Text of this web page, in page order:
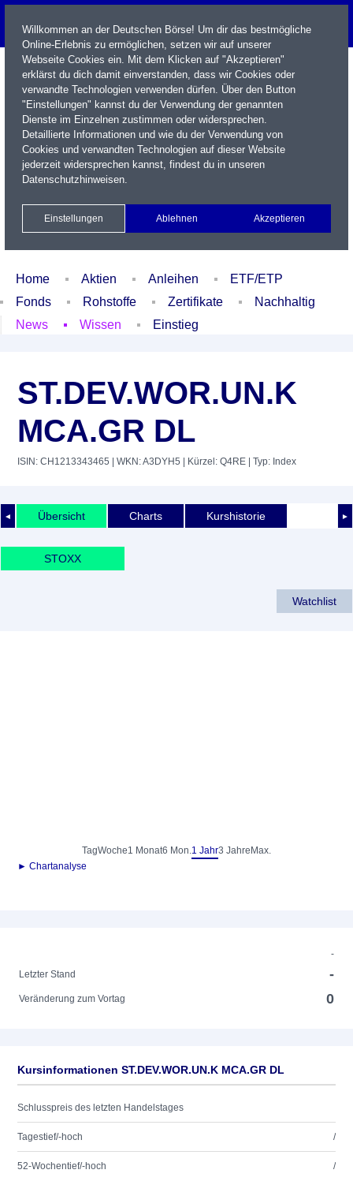
Name / WKN / ISIN / Kürzel
Xetra Realtime
Watchlist Portfolio Login
Home Aktien Anleihen
ETF/ETP
Fonds
Rohstoffe Zertifikate
Nachhaltig
News
Wissen Einstieg
ST.DEV.WOR.UN.K
MCA.GR DL
ISIN: CH1213343465 | WKN: A3DYH5 | Kürzel: Q4RE | Typ: Index
◄ ►
Übersicht Charts Kurshistorie
STOXX
Watchlist
TagWoche1 Monat6 Mon.1 Jahr3 Jahre Max.
► Chartanalyse
-
Letzter Stand
-
Veränderung zum Vortag 0
Kursinformationen ST.DEV.WOR.UN.K MCA.GR DL
Schlusspreis des letzten Handelstages
Tagestief/-hoch /
52-Wochentief/-hoch /
Willkommen an der Deutschen Börse! Um dir das bestmögliche
Online-Erlebnis zu ermöglichen, setzen wir auf unserer
Webseite Cookies ein. Mit dem Klicken auf "Akzeptieren"
erklärst du dich damit einverstanden, dass wir Cookies oder
verwandte Technologien verwenden dürfen. Über den Button
"Einstellungen" kannst du der Verwendung der genannten
Dienste im Einzelnen zustimmen oder widersprechen.
Detaillierte Informationen und wie du der Verwendung von
Cookies und verwandten Technologien auf dieser Website
jederzeit widersprechen kannst, findest du in unseren
Datenschutzhinweisen.
Einstellungen Ablehnen Akzeptieren